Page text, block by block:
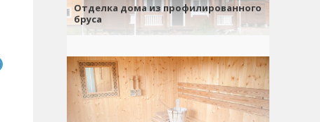
Отделка дома из профилированного
бруса